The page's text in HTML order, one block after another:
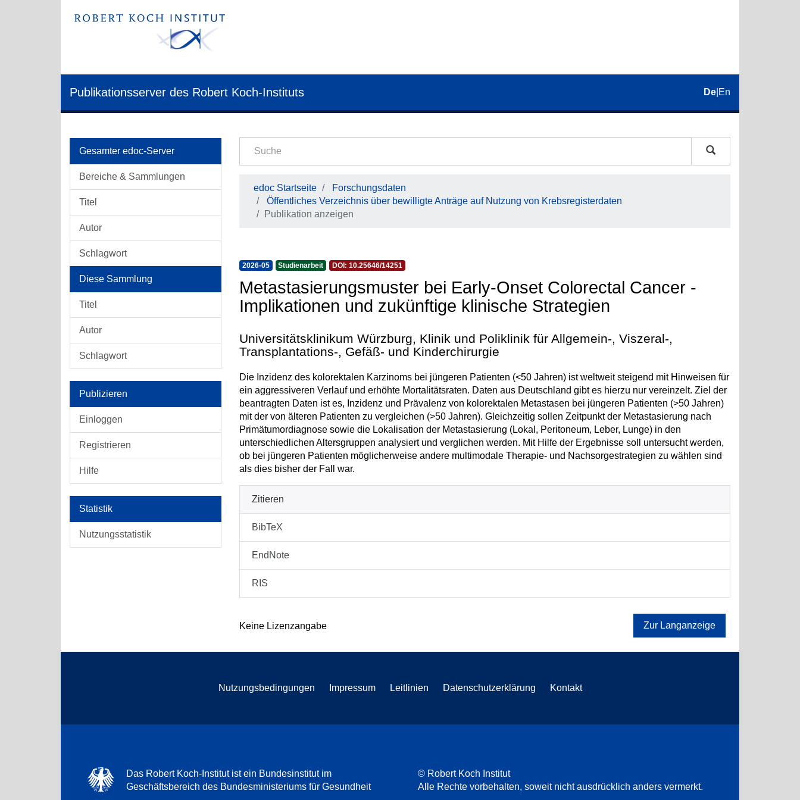
Publikationsserver des Robert Koch-Instituts De En
Gesamter edoc-Server
Bereiche & Sammlungen
Titel
Autor
Schlagwort
Diese Sammlung
Titel
Autor
Schlagwort
Publizieren
Einloggen
Registrieren
Hilfe
Statistik
Nutzungsstatistik
edoc Startseite
Forschungsdaten
Öffentliches Verzeichnis über bewilligte Anträge auf Nutzung von Krebsregisterdaten
Publikation anzeigen
2026-05 Studienarbeit DOI: 10.25646/14251
Metastasierungsmuster bei Early-Onset Colorectal Cancer -
Implikationen und zukünftige klinische Strategien
Universitätsklinikum Würzburg, Klinik und Poliklinik für Allgemein-, Viszeral-,
Transplantations-, Gefäß- und Kinderchirurgie
Die Inzidenz des kolorektalen Karzinoms bei jüngeren Patienten (<50 Jahren) ist weltweit steigend mit Hinweisen für
ein aggressiveren Verlauf und erhöhte Mortalitätsraten. Daten aus Deutschland gibt es hierzu nur vereinzelt. Ziel der
beantragten Daten ist es, Inzidenz und Prävalenz von kolorektalen Metastasen bei jüngeren Patienten (>50 Jahren)
mit der von älteren Patienten zu vergleichen (>50 Jahren). Gleichzeitig sollen Zeitpunkt der Metastasierung nach
Primätumordiagnose sowie die Lokalisation der Metastasierung (Lokal, Peritoneum, Leber, Lunge) in den
unterschiedlichen Altersgruppen analysiert und verglichen werden. Mit Hilfe der Ergebnisse soll untersucht werden,
ob bei jüngeren Patienten möglicherweise andere multimodale Therapie- und Nachsorgestrategien zu wählen sind
als dies bisher der Fall war.
Zitieren
BibTeX
EndNote
RIS
Keine Lizenzangabe Zur Langanzeige
Nutzungsbedingungen Impressum Leitlinien Datenschutzerklärung Kontakt
Das Robert Koch-Institut ist ein Bundesinstitut im
Geschäftsbereich des Bundesministeriums für Gesundheit
© Robert Koch Institut
Alle Rechte vorbehalten, soweit nicht ausdrücklich anders vermerkt.